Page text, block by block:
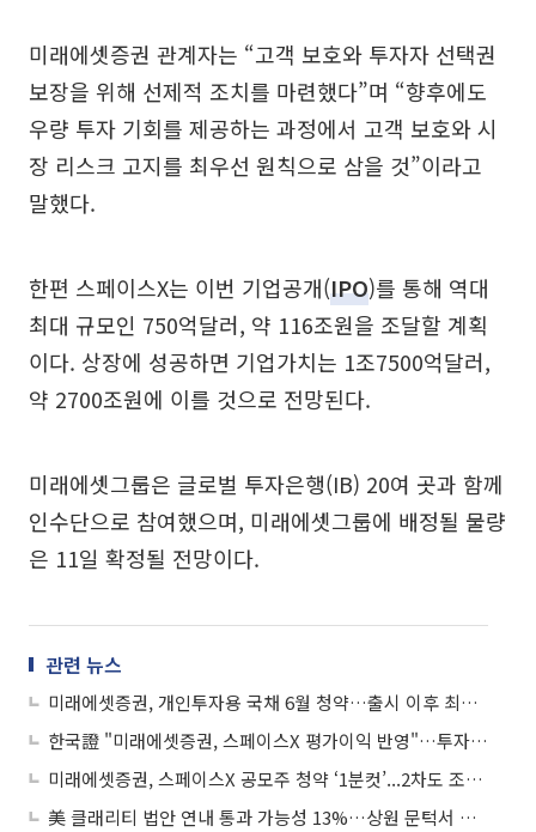
미래에셋증권 관계자는 “고객 보호와 투자자 선택권
보장을 위해 선제적 조치를 마련했다”며 “향후에도
우량 투자 기회를 제공하는 과정에서 고객 보호와 시
장 리스크 고지를 최우선 원칙으로 삼을 것”이라고
말했다.
한편 스페이스X는 이번 기업공개(IPO)를 통해 역대
최대 규모인 750억달러, 약 116조원을 조달할 계획
이다. 상장에 성공하면 기업가치는 1조7500억달러,
약 2700조원에 이를 것으로 전망된다.
미래에셋그룹은 글로벌 투자은행(IB) 20여 곳과 함께
인수단으로 참여했으며, 미래에셋그룹에 배정될 물량
은 11일 확정될 전망이다.
관련 뉴스
미래에셋증권, 개인투자용 국채 6월 청약…출시 이후 최고 금리
한국證 "미래에셋증권, 스페이스X 평가이익 반영"…투자의견은 중립
미래에셋증권, 스페이스X 공모주 청약 ‘1분컷’...2차도 조기 완판
美 클래리티 법안 연내 통과 가능성 13%…상원 문턱서 제동